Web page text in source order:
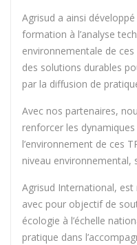
Agrisud a ainsi
formation à l’analyse
environnementale de
des solutions durables
par la diffusion de
Avec nos partenaires,
renforcer les
l’environnement de ces
niveau environnemental,
Agrisud International,
avec pour objectif de
écologie à l’échelle
pratique dans